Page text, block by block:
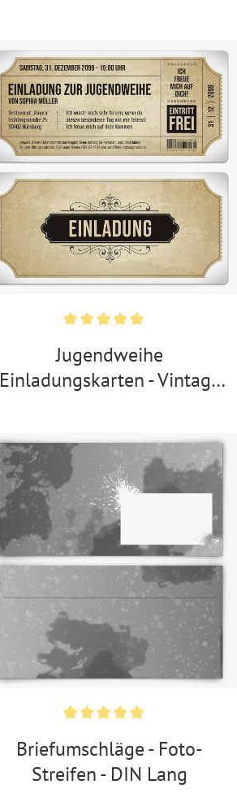
Jugendweihe
Einladungskarten - Vintage
Briefumschläge - Foto-
Streifen - DIN Lang